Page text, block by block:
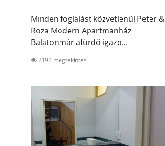
Minden foglalást közvetlenül Peter &
Roza Modern Apartmanház
Balatonmáriafürdő igazo...
2192 megtekintés